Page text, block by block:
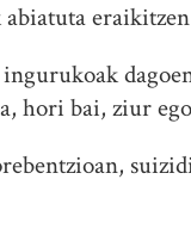
abiatuta
hori bai, ziur